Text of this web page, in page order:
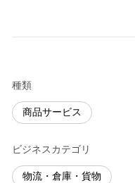
種類
商品サービス
ビジネスカテゴリ
物流・倉庫・貨物